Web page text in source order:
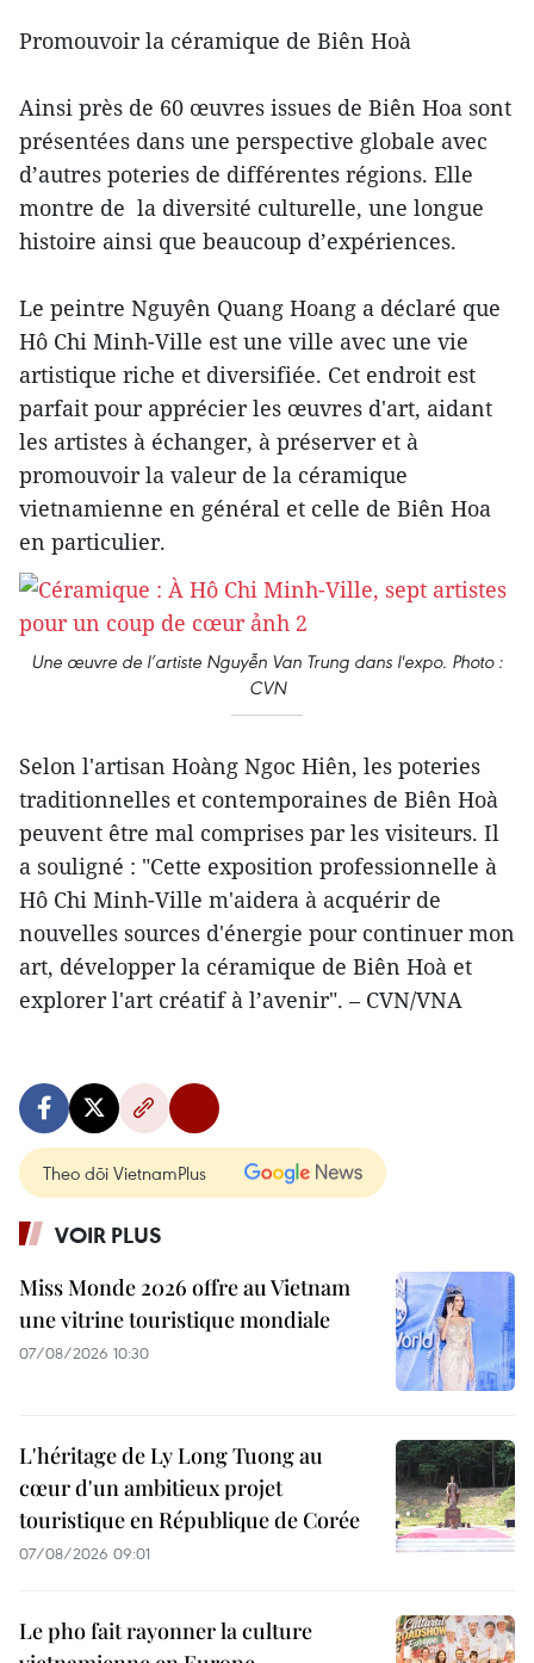
Promouvoir la céramique de Biên Hoà
Ainsi près de 60 œuvres issues de Biên Hoa sont
présentées dans une perspective globale avec
d’autres poteries de différentes régions. Elle
montre de la diversité culturelle, une longue
histoire ainsi que beaucoup d’expériences.
Le peintre Nguyên Quang Hoang a déclaré que
Hô Chi Minh-Ville est une ville avec une vie
artistique riche et diversifiée. Cet endroit est
parfait pour apprécier les œuvres d'art, aidant
les artistes à échanger, à préserver et à
promouvoir la valeur de la céramique
vietnamienne en général et celle de Biên Hoa
en particulier.
Une œuvre de l’artiste Nguyễn Van Trung dans l'expo. Photo :
CVN
Selon l'artisan Hoàng Ngoc Hiên, les poteries
traditionnelles et contemporaines de Biên Hoà
peuvent être mal comprises par les visiteurs. Il
a souligné : "Cette exposition professionnelle à
Hô Chi Minh-Ville m'aidera à acquérir de
nouvelles sources d'énergie pour continuer mon
art, développer la céramique de Biên Hoà et
explorer l'art créatif à l’avenir". – CVN/VNA
Theo dõi VietnamPlus
VOIR PLUS
Miss Monde 2026 offre au Vietnam
une vitrine touristique mondiale
07/08/2026 10:30
L'héritage de Ly Long Tuong au
cœur d'un ambitieux projet
touristique en République de Corée
07/08/2026 09:01
Le pho fait rayonner la culture